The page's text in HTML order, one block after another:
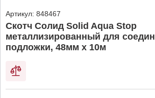
Артикул: 848467
Скотч Солид Solid Aqua Stop
металлизированный для
подложки, 48мм х 10м